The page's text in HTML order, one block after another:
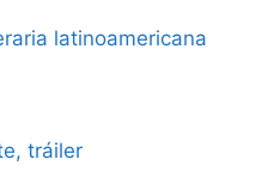
latinoamericana
tráiler